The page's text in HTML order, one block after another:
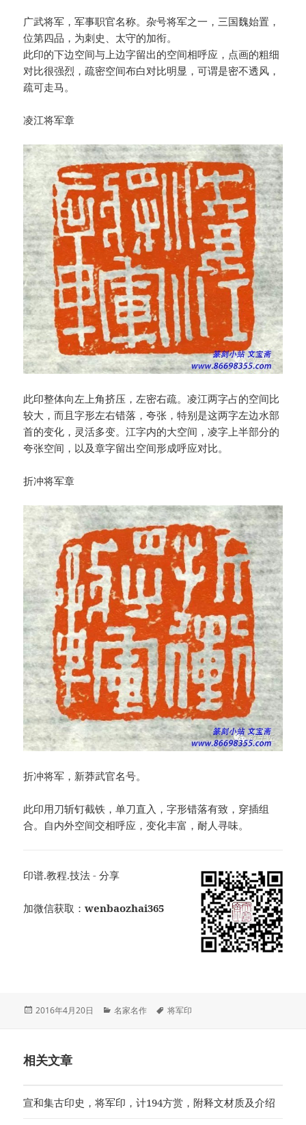
广武将军，军事职官名称。杂号将军之一，三国魏始置，
位第四品，为刺史、太守的加衔。
此印的下边空间与上边字留出的空间相呼应，点画的粗细
对比很强烈，疏密空间布白对比明显，可谓是密不透风，
疏可走马。
凌江将军章
此印整体向左上角挤压，左密右疏。凌江两字占的空间比
较大，而且字形左右错落，夸张，特别是这两字左边水部
首的变化，灵活多变。江字内的大空间，凌字上半部分的
夸张空间，以及章字留出空间形成呼应对比。
折冲将军章
折冲将军，新莽武官名号。
此印用刀斩钉截铁，单刀直入，字形错落有致，穿插组
合。自内外空间交相呼应，变化丰富，耐人寻味。
印谱.教程.技法 - 分享
加微信获取：wenbaozhai365
发
2016年4月20日
分
名家名作
标
将军印
相关文章
宣和集古印史，将军印，计194方赏，附释文材质及介绍